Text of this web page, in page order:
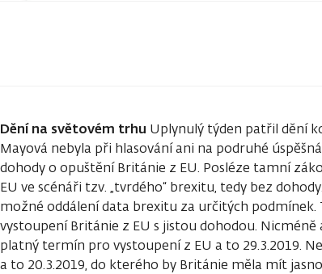
Dění na světovém trhu Uplynulý týden patřil dění
Mayová nebyla při hlasování ani na podruhé
dohody o opuštění Británie z EU. Posléze tamní
EU ve scénáři tzv. „tvrdého“ brexitu, tedy bez
možné oddálení data brexitu za určitých podmínek.
vystoupení Británie z EU s jistou dohodou.
platný termín pro vystoupení z EU a to 29.3.2019.
a to 20.3.2019, do kterého by Británie měla mít